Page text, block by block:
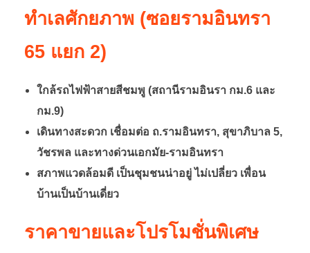
ทำเลศักยภาพ (ซอยรามอินทรา
65 แยก 2)
ใกล้รถไฟฟ้าสายสีชมพู (สถานีรามอินรา กม.6 และ
กม.9)
เดินทางสะดวก เชื่อมต่อ ถ.รามอินทรา, สุขาภิบาล 5,
วัชรพล และทางด่วนเอกมัย-รามอินทรา
สภาพแวดล้อมดี เป็นชุมชนน่าอยู่ ไม่เปลี่ยว เพื่อน
บ้านเป็นบ้านเดี่ยว
ราคาขายและโปรโมชั่นพิเศษ